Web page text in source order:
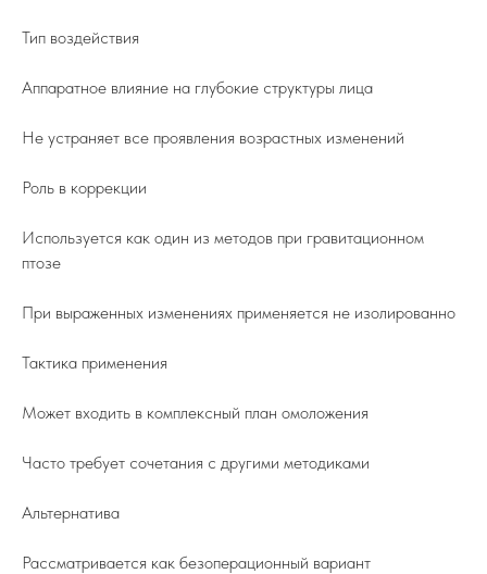
Тип воздействия
Аппаратное влияние на глубокие структуры лица
Не устраняет все проявления возрастных изменений
Роль в коррекции
Используется как один из методов при гравитационном
птозе
При выраженных изменениях применяется не изолированно
Тактика применения
Может входить в комплексный план омоложения
Часто требует сочетания с другими методиками
Альтернатива
Рассматривается как безоперационный вариант